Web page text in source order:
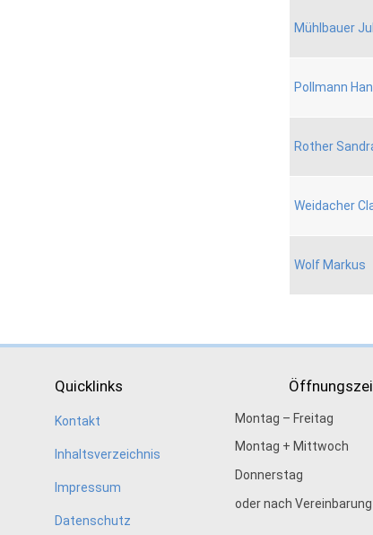
Mühlbauer
Pollmann
Rother
Weidacher
Wolf Markus
Quicklinks
Kontakt
Inhaltsverzeichnis
Impressum
Datenschutz
Montag – Freitag
Montag + Mittwoch
Donnerstag
oder nach Vereinbarung